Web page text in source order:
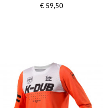
€ 59,50